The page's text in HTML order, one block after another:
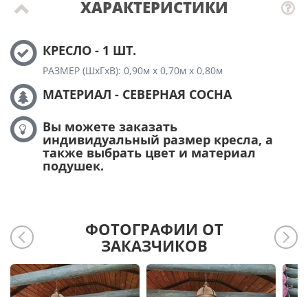
ХАРАКТЕРИСТИКИ
КРЕСЛО - 1 ШТ.
РАЗМЕР (ШхГхВ): 0,90м х 0,70м х 0,80м
МАТЕРИАЛ - СЕВЕРНАЯ СОСНА
Вы можете заказать
индивидуальный размер кресла, а
также выбрать цвет и материал
подушек.
ФОТОГРАФИИ ОТ
ЗАКАЗЧИКОВ